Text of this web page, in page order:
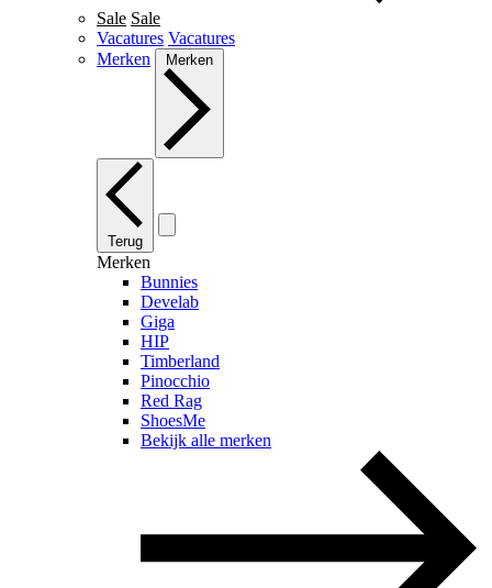
Sale Sale
Vacatures Vacatures
Merken
Merken
Terug
Merken
Bunnies
Develab
Giga
HIP
Timberland
Pinocchio
Red Rag
ShoesMe
Bekijk alle merken